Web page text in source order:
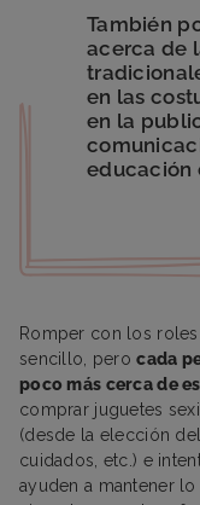
También
acerca de
en las
en la
educación
Romper con los
sencillo, perocada
poco más cerca de
comprar juguetes
(desde la elección
cuidados, etc.) e
ayuden a mantener